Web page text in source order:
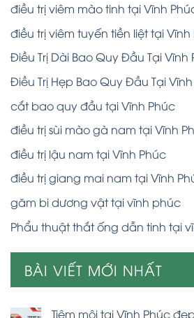
điều trị viêm mào tinh tại Vĩnh
điều trị viêm tuyến tiền liệt tại Vĩnh
Điều Trị Dài Bao Quy Đầu Tại Vĩnh
Điều Trị Hẹp Bao Quy Đầu Tại
cắt bao quy đầu tại Vĩnh Phúc
điều trị sùi mào gà nam tại Vĩnh
điều trị lậu nam tại Vĩnh Phúc
điều trị giang mai nam tại Vĩnh
găm bi dương vật tại vĩnh phúc
Phẩu thuật thắt ống dẫn tinh tại
BÀI VIẾT MỚI NHẤT
Tiêm môi tại Vĩnh Phúc